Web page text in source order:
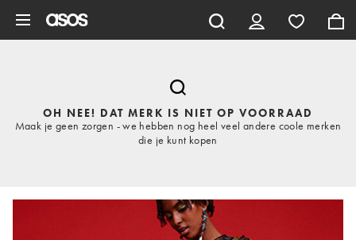
OH NEE! DAT MERK IS NIET OP VOORRAAD
Maak je geen zorgen - we hebben nog heel veel andere coole merken
die je kunt kopen